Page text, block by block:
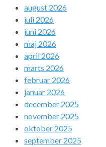
august 2026
juli 2026
juni 2026
maj 2026
april 2026
marts 2026
februar 2026
januar 2026
december 2025
november 2025
oktober 2025
september 2025